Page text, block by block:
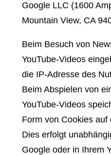
Google LLC (1600
Mountain View, CA
Beim Besuch von
YouTube-Videos
die IP-Adresse des
Beim Abspielen von
YouTube-Videos
Form von Cookies auf
Dies erfolgt
Google oder in Ihrem